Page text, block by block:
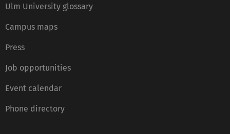
Ulm University glossary
Campus maps
Press
Job opportunities
Event calendar
Phone directory